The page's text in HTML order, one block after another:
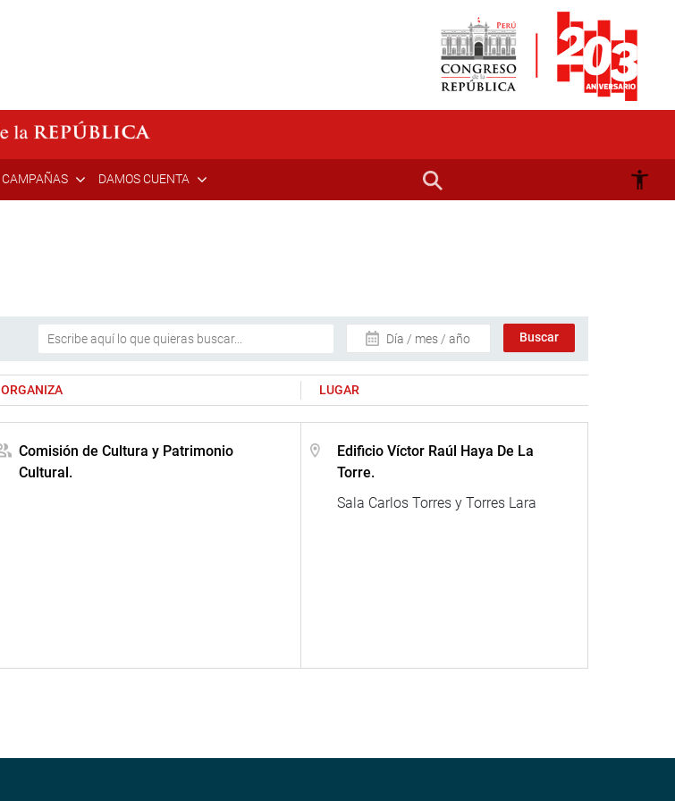
CAMPAÑAS DAMOS CUENTA
Día / mes / año
ORGANIZA LUGAR
Comisión de Cultura y Patrimonio
Cultural.
Edificio Víctor Raúl Haya De La
Torre.
Sala Carlos Torres y Torres Lara